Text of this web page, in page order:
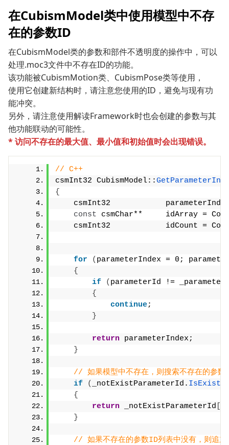
在CubismModel类中使用模型中不存
在的参数ID
在CubismModel类的参数和部件不透明度的操作中，可以
处理.moc3文件中不存在ID的功能。
该功能被CubismMotion类、CubismPose类等使用，
使用它创建新结构时，请注意您使用的ID，避免与现有功
能冲突。
另外，请注意使用解读Framework时也会创建的参数与其
他功能联动的可能性。
* 访问不存在的最大值、最小值和初始值时会出现错误。
// C++
csmInt32 CubismModel::
{
csmInt32
const csmChar**     idArray =
csmInt32            idCount =
for ( parameterIndex = 0;
{
if
( parameterId !=
{
continue;
}
return parameterIndex;
}
// 如果模型中不存在，则搜索不存在的参数
if
( _notExistParameterId. IsExist
{
return _notExistParameterId
}
// 如果不存在的参数ID列表中没有，则追加